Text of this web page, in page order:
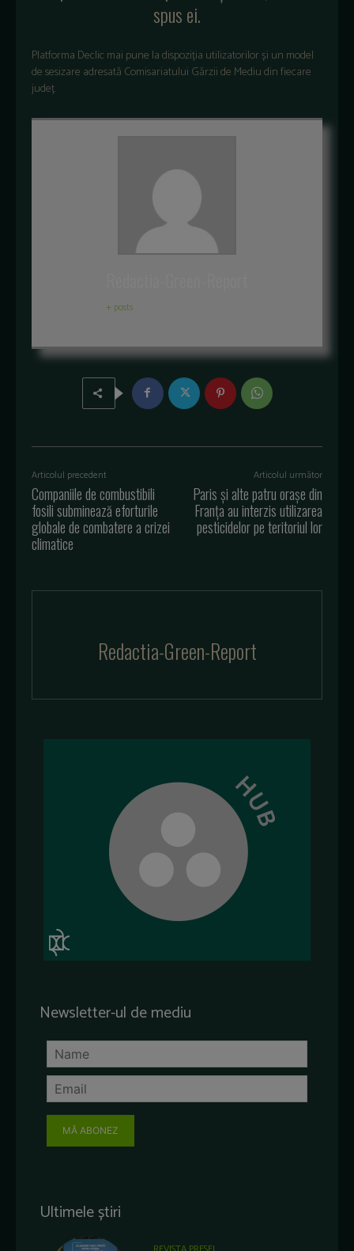
spus ei.
Platforma Declic mai pune la dispoziția utilizatorilor și un model
de sesizare adresată Comisariatului Gărzii de Mediu din fiecare
județ.
+ posts
Articolul precedent
Companiile de combustibili
fosili subminează eforturile
globale de combatere a crizei
climatice
Articolul următor
Paris și alte patru orașe din
Franța au interzis utilizarea
pesticidelor pe teritoriul lor
Redactia-Green-Report
Newsletter-ul de mediu
MĂ ABONEZ
Ultimele știri